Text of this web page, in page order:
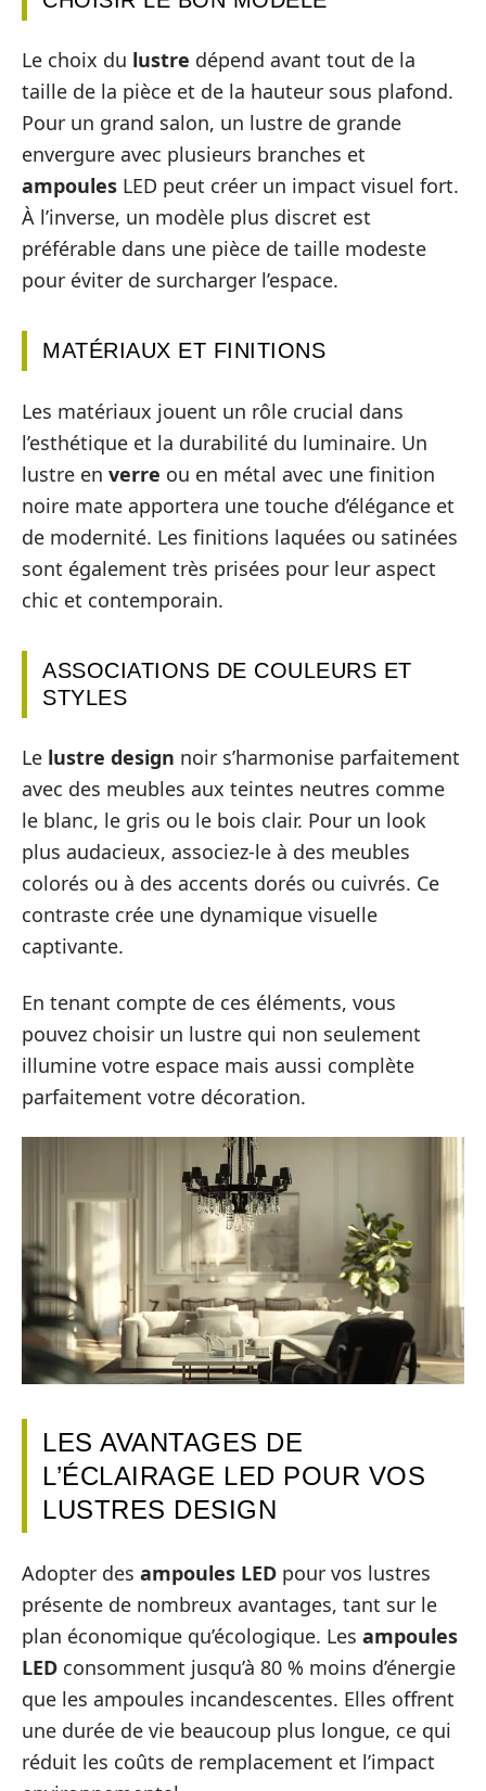
Le choix du lustre dépend avant tout de la
taille de la pièce et de la hauteur sous plafond.
Pour un grand salon, un lustre de grande
envergure avec plusieurs branches et
ampoules LED peut créer un impact visuel fort.
À l’inverse, un modèle plus discret est
préférable dans une pièce de taille modeste
pour éviter de surcharger l’espace.
MATÉRIAUX ET FINITIONS
Les matériaux jouent un rôle crucial dans
l’esthétique et la durabilité du luminaire. Un
lustre en verre ou en métal avec une finition
noire mate apportera une touche d’élégance et
de modernité. Les finitions laquées ou satinées
sont également très prisées pour leur aspect
chic et contemporain.
ASSOCIATIONS DE COULEURS ET
STYLES
Le lustre design noir s’harmonise parfaitement
avec des meubles aux teintes neutres comme
le blanc, le gris ou le bois clair. Pour un look
plus audacieux, associez-le à des meubles
colorés ou à des accents dorés ou cuivrés. Ce
contraste crée une dynamique visuelle
captivante.
En tenant compte de ces éléments, vous
pouvez choisir un lustre qui non seulement
illumine votre espace mais aussi complète
parfaitement votre décoration.
LES AVANTAGES DE
L’ÉCLAIRAGE LED POUR VOS
LUSTRES DESIGN
Adopter des ampoules LED pour vos lustres
présente de nombreux avantages, tant sur le
plan économique qu’écologique. Les ampoules
LED consomment jusqu’à 80 % moins d’énergie
que les ampoules incandescentes. Elles offrent
une durée de vie beaucoup plus longue, ce qui
réduit les coûts de remplacement et l’impact